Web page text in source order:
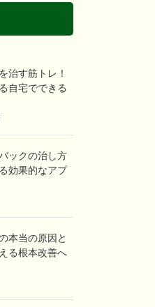
治す筋トレ！
自宅でできる
ックの治し方
効果的なアプ
本当の原因と
る根本改善へ